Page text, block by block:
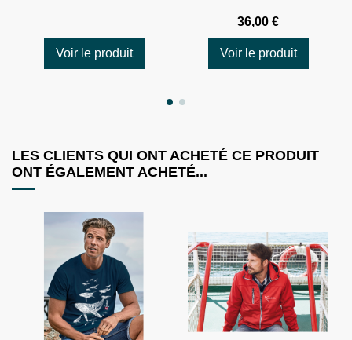
Voir le produit
36,00 €
Voir le produit
LES CLIENTS QUI ONT ACHETÉ CE PRODUIT
ONT ÉGALEMENT ACHETÉ...